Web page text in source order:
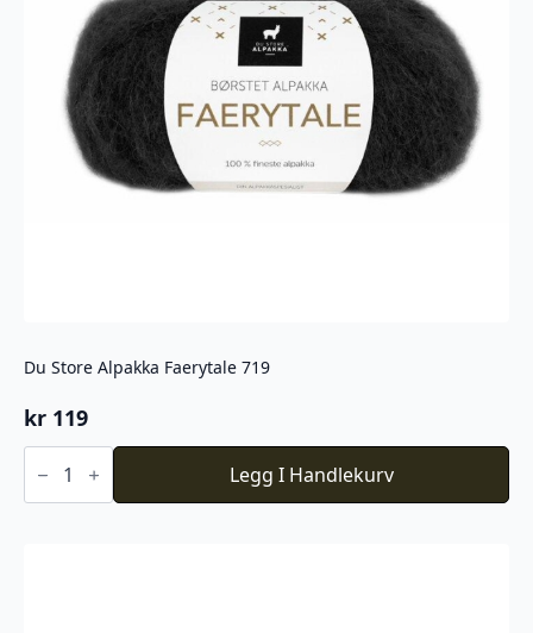
Du Store Alpakka Faerytale 719
kr 119
Du
Store
Faerytale
Legg I Handlekurv